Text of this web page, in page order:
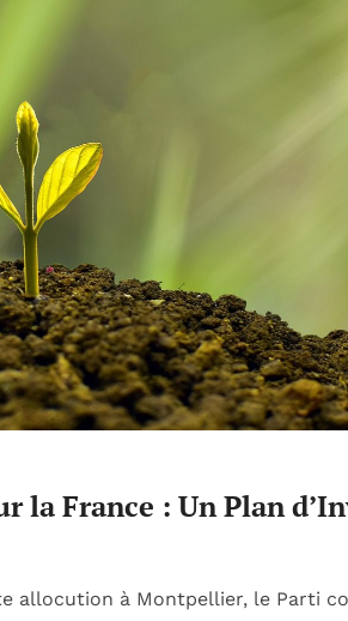
la France : Un Plan
allocution à Montpellier, le Parti